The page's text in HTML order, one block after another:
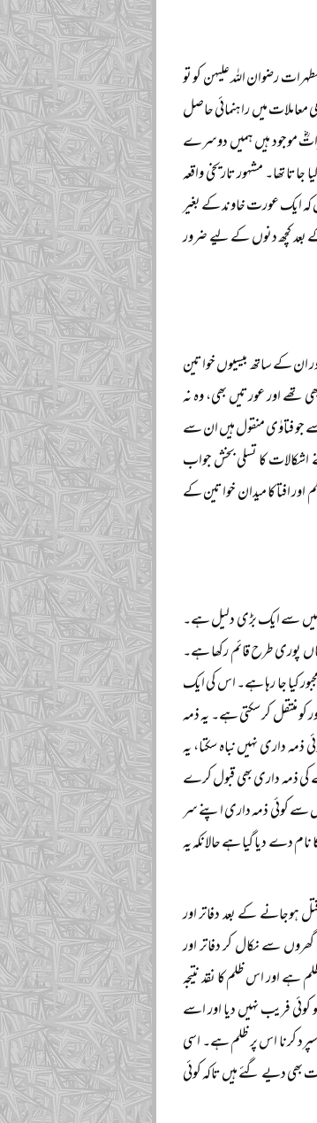
رضوان اللہ علیہن کو تو
معاملات میں راہنمائی حاصل
موجود ہیں ہمیں دوسرے
تھا۔ مشہور تاریخی واقعہ
کہ ایک عورت خاوند کے بغیر
بعد کچھ دنوں کے لیے ضرور
ان کے ساتھ بیسیوں خواتین
اور عورتیں بھی، وہ نہ
جو فتاوٰی منقول ہیں ان سے
کا تسلی بخش جواب
افتا کا میدان خواتین کے
میں سے ایک بڑی دلیل ہے۔
پوری طرح قائم رکھا ہے۔
کیا جا رہا ہے۔ اس کی ایک
منتقل کر سکتی ہے۔ یہ ذمہ
داری نہیں نباہ سکتا، یہ
کی ذمہ داری بھی قبول کرے
سے کوئی ذمہ داری اپنے سر
دے دیا گیا ہے حالانکہ یہ
ہوجانے کے بعد دفاتر اور
سے نکال کر دفاتر اور
ہے اور اس ظلم کا نقد نتیجہ
فریب نہیں دیا اور اسے
کرنا اس پر ظلم ہے۔ اسی
دیے گئے ہیں تاکہ کوئی